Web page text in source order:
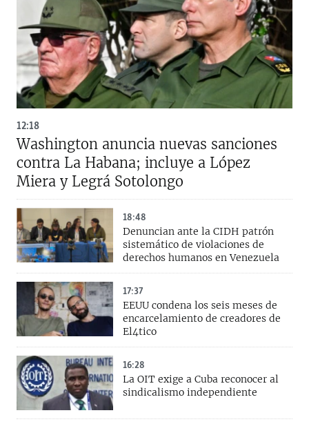
12:18
Washington anuncia nuevas sanciones
contra La Habana; incluye a López
Miera y Legrá Sotolongo
18:48
Denuncian ante la CIDH patrón
sistemático de violaciones de
derechos humanos en Venezuela
17:37
EEUU condena los seis meses de
encarcelamiento de creadores de
El4tico
16:28
La OIT exige a Cuba reconocer al
sindicalismo independiente